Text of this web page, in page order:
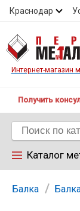
Краснодар
Контакты
Контакты
Интернет-магазин
Получить
Каталог
Балка